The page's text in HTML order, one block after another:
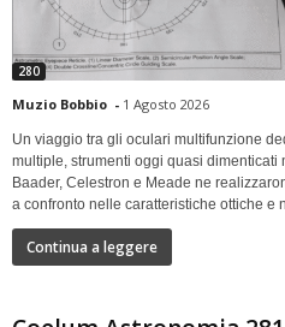
280
Muzio Bobbio - 1 Agosto 2026
Un viaggio tra gli oculari multifunzione
multiple, strumenti oggi quasi dimenticati
Baader, Celestron e Meade ne
a confronto nelle caratteristiche ottiche e
Continua a leggere